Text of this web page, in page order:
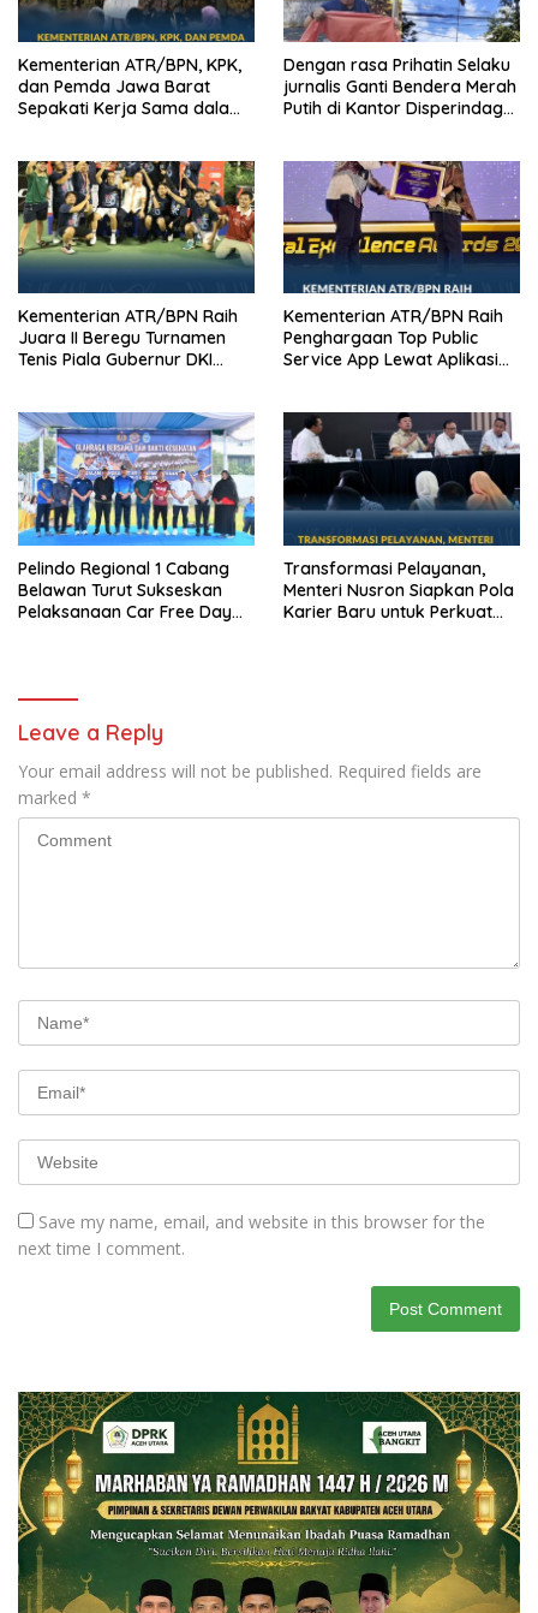
Kementerian ATR/BPN, KPK,
dan Pemda Jawa Barat
Sepakati Kerja Sama dalam
Daerah
Dengan rasa Prihatin Selaku
jurnalis Ganti Bendera Merah
Putih di Kantor Disperindag
Kementerian ATR/BPN Raih
Juara II Beregu Turnamen
Tenis Piala Gubernur DKI
Kementerian ATR/BPN Raih
Penghargaan Top Public
Service App Lewat Aplikasi
Pelindo Regional 1 Cabang
Belawan Turut Sukseskan
Pelaksanaan Car Free Day
Transformasi Pelayanan,
Menteri Nusron Siapkan Pola
Karier Baru untuk Perkuat
Leave a Reply
Your email address will not be published. Required fields are
marked *
Save my name, email, and website in this browser for the
next time I comment.